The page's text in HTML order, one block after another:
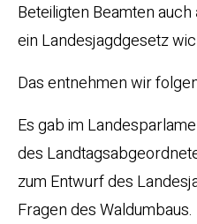
Beteiligten Beamten auch
ein Landesjagdgesetz
Das entnehmen wir
Es gab im
des
zum Entwurf des
Fragen des Waldumbaus.